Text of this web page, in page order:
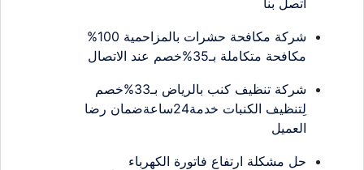
شركة مكافحة حشرات بالمزاحمية 100%
مكافحة متكاملة بـ35%خصم عند الاتصال
شركة تنظيف كنب بالرياض بـ33%خصم
لِتنظيف الكنبات خدمة24ساعةضمان رضا
العميل
حل مشكلة ارتفاع فاتورة الكهرباء